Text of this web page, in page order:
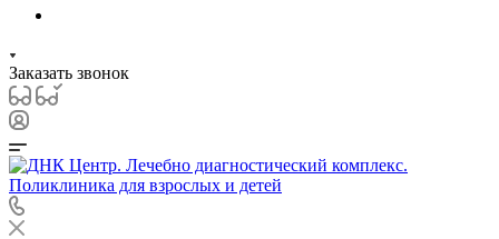
Заказать звонок